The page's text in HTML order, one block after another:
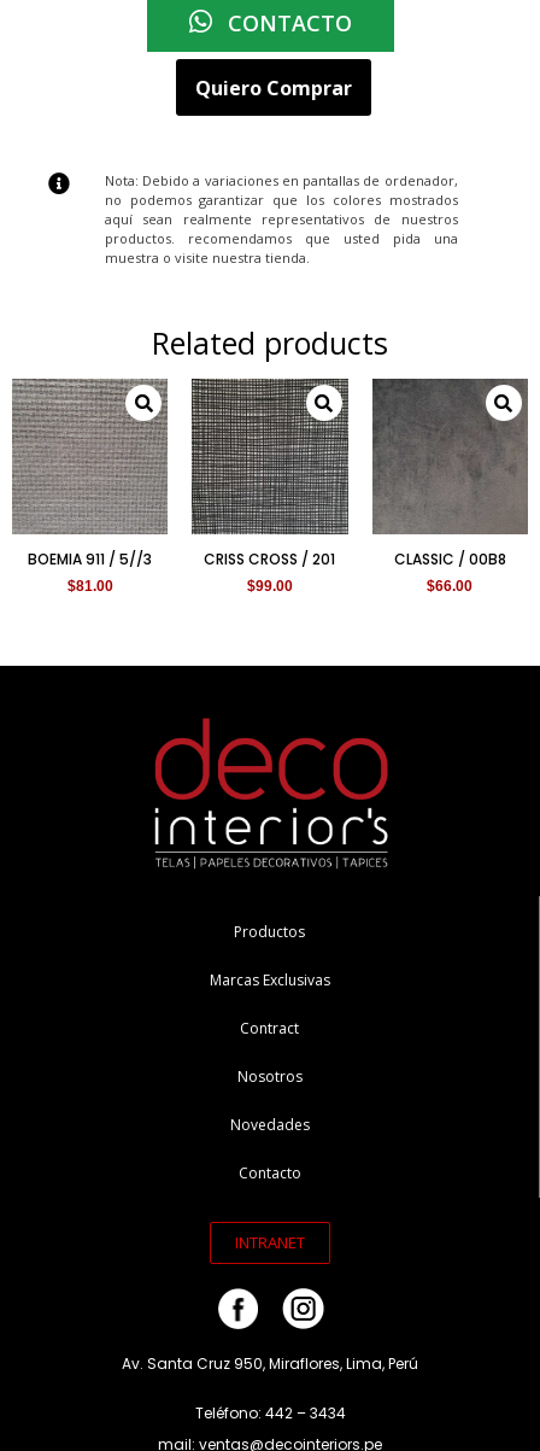
CONTACTO
Quiero Comprar
Nota: Debido a variaciones en pantallas de ordenador,
no podemos garantizar que los colores mostrados
aquí sean realmente representativos de nuestros
productos. recomendamos que usted pida una
muestra o visite nuestra tienda.
Related products
BOEMIA 911 / 5//3
$81.00
CRISS CROSS / 201
$99.00
CLASSIC / 00B8
$66.00
Productos
Marcas Exclusivas
Contract
Nosotros
Novedades
Contacto
INTRANET
Av. Santa Cruz 950, Miraflores, Lima, Perú
Teléfono: 442 – 3434
mail: ventas@decointeriors.pe